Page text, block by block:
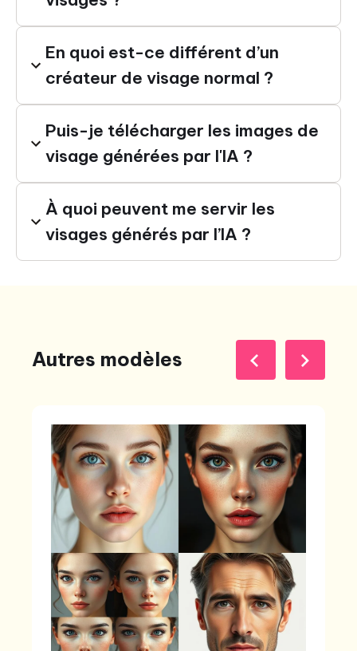
En quoi est-ce différent d’un
créateur de visage normal ?
Puis-je télécharger les images de
visage générées par l'IA ?
À quoi peuvent me servir les
visages générés par l’IA ?
Autres modèles